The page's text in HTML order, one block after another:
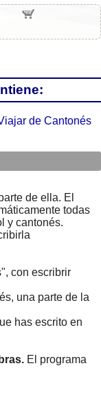
de Cantonés
de ella. El
todas
y cantonés.
con escribrir
una parte de la
has escrito en
El programa